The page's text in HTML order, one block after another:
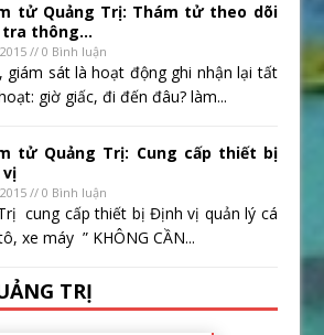
tử Quảng Trị: Thám tử theo dõi
tra thông...
// 0 Bình luận
giám sát là hoạt động ghi nhận lại tất
giờ giấc, đi đến đâu? làm...
tử Quảng Trị: Cung cấp thiết bị
vị
// 0 Bình luận
cung cấp thiết bị Định vị quản lý cá
xe máy ” KHÔNG CẦN...
TRỊ